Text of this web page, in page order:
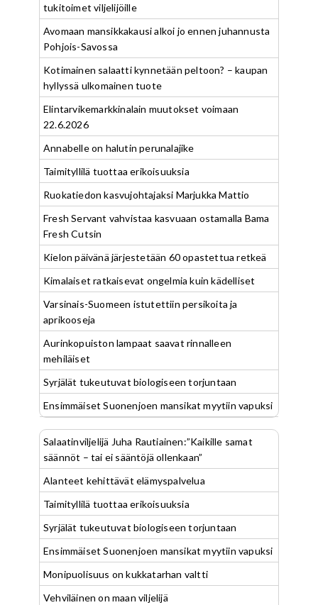
tukitoimet viljelijöille
Avomaan mansikkakausi alkoi jo ennen juhannusta
Pohjois-Savossa
Kotimainen salaatti kynnetään peltoon? – kaupan
hyllyssä ulkomainen tuote
Elintarvikemarkkinalain muutokset voimaan
22.6.2026
Annabelle on halutin perunalajike
Taimityllilä tuottaa erikoisuuksia
Ruokatiedon kasvujohtajaksi Marjukka Mattio
Fresh Servant vahvistaa kasvuaan ostamalla Bama
Fresh Cutsin
Kielon päivänä järjestetään 60 opastettua retkeä
Kimalaiset ratkaisevat ongelmia kuin kädelliset
Varsinais-Suomeen istutettiin persikoita ja
aprikooseja
Aurinkopuiston lampaat saavat rinnalleen
mehiläiset
Syrjälät tukeutuvat biologiseen torjuntaan
Ensimmäiset Suonenjoen mansikat myytiin vapuksi
Salaatinviljelijä Juha Rautiainen:”Kaikille samat
säännöt – tai ei sääntöjä ollenkaan”
Alanteet kehittävät elämyspalvelua
Taimityllilä tuottaa erikoisuuksia
Syrjälät tukeutuvat biologiseen torjuntaan
Ensimmäiset Suonenjoen mansikat myytiin vapuksi
Monipuolisuus on kukkatarhan valtti
Vehviläinen on maan viljelijä